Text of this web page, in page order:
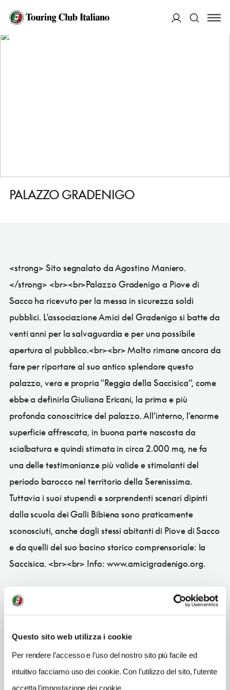
Questo sito web utilizza i cookie
Per rendere l’accesso e l’uso del nostro sito più facile ed
intuitivo facciamo uso dei cookie. Con l'utilizzo del sito, l'utente
accetta l'impostazione dei cookie.
HOME
PALAZZO GRADENIGO
PALAZZO GRADENIGO
<strong> Sito segnalato da Agostino Maniero.
</strong> <br><br>Palazzo Gradenigo a Piove di
Sacco ha ricevuto per la messa in sicurezza soldi
pubblici. L'associazione Amici del Gradenigo si batte da
venti anni per la salvaguardia e per una possibile
apertura al pubblico.<br><br> Molto rimane ancora da
fare per riportare al suo antico splendore questo
palazzo, vera e propria "Reggia della Saccisica”, come
ebbe a definirla Giuliana Ericani, la prima e più
profonda conoscitrice del palazzo. All’interno, l’enorme
superficie affrescata, in buona parte nascosta da
scialbatura e quindi stimata in circa 2.000 mq, ne fa
una delle testimonianze più valide e stimolanti del
periodo barocco nel territorio della Serenissima.
Tuttavia i suoi stupendi e sorprendenti scenari dipinti
dalla scuola dei Galli Bibiena sono praticamente
sconosciuti, anche dagli stessi abitanti di Piove di Sacco
e da quelli del suo bacino storico comprensoriale: la
Saccisica. <br><br> Info: www.amicigradenigo.org.
CONDIVIDI
Piove di Sacco (PD)